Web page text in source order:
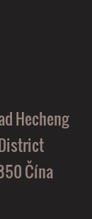
Hecheng
Čína